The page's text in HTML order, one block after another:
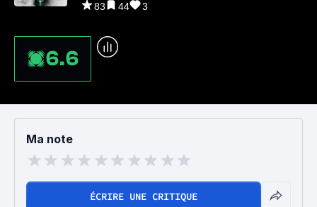
83 44 3
6.6
Ma note
ÉCRIRE UNE CRITIQUE